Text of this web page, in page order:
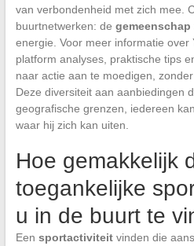
van verbondenheid met zich mee.
buurtnetwerken: de gemeenschap
energie. Voor meer informatie
platform analyses, praktische tips
naar actie aan te moedigen,
Deze diversiteit aan aanbiedingen
geografische grenzen, iedereen
waar hij zich kan uiten.
Hoe gemakkelijk
toegankelijke
u in de buurt te
Een sportactiviteitvinden die